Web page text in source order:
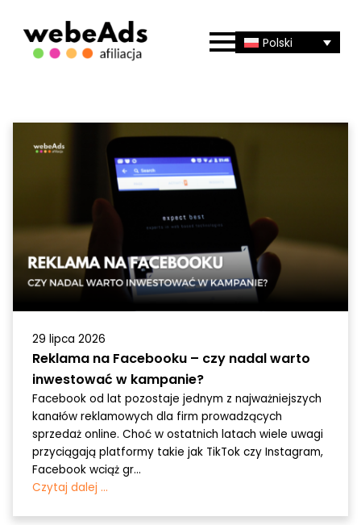
Polski
29 lipca 2026
Reklama na Facebooku – czy nadal warto
inwestować w kampanie?
Facebook od lat pozostaje jednym z najważniejszych
kanałów reklamowych dla firm prowadzących
sprzedaż online. Choć w ostatnich latach wiele uwagi
przyciągają platformy takie jak TikTok czy Instagram,
Facebook wciąż gr...
Czytaj dalej ...